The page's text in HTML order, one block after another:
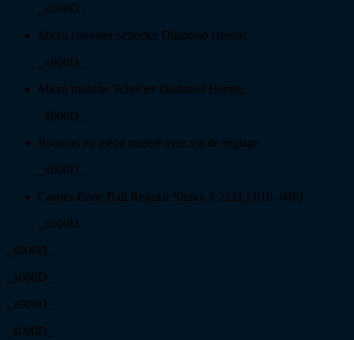
_x000D_
Micro chevalet Schecter Diamond Heretic
_x000D_
Micro manche Schecter Diamond Heretic
_x000D_
Boutons en métal moleté avec vis de réglage
_x000D_
Cordes Ernie Ball Regular Slinky # 2221 (.010-.046)
_x000D_
_x000D_
_x000D_
_x000D_
_x000D_